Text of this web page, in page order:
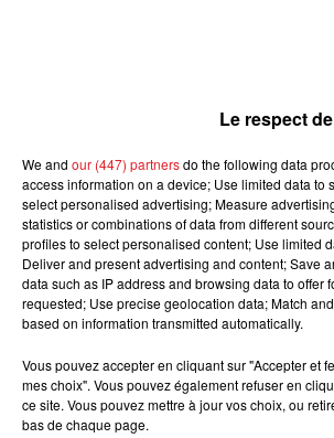
RDL
très attendue. Ce masque
extérieur, pour les sports
l’ordre de 300 litres d’air par
de filtration des particules de 3
». 3 tailles pour les adultes
euros et sera d’abord en vente
dans tous les rayons des
Le respect
We and our (447) partnersdo the following data
access information on a device; Use limited data
select personalised advertising; Measure
statistics or combinations of data from different
profiles to select personalised content; Use limited
Deliver and present advertising and content; Save
data such as IP address and browsing data to
requested; Use precise geolocation data; Match
based on information transmitted automatically.
Vous pouvez accepter en cliquant sur "Accepter et
mes choix". Vous pouvez également refuser en
ce site. Vous pouvez mettre à jour vos choix, ou
bas de chaque page.